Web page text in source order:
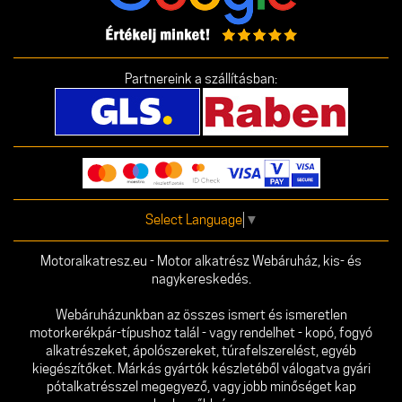
Partnereink a szállításban:
Select Language ▼
Motoralkatresz.eu - Motor alkatrész Webáruház, kis- és
nagykereskedés.
Webáruházunkban az összes ismert és ismeretlen
motorkerékpár-típushoz talál - vagy rendelhet - kopó, fogyó
alkatrészeket, ápolószereket, túrafelszerelést, egyéb
kiegészítőket. Márkás gyártók készletéből válogatva gyári
pótalkatrésszel megegyező, vagy jobb minőséget kap